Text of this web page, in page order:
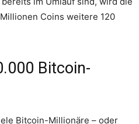
Coins weitere 120
Bitcoin-
Bitcoin-Millionäre – oder